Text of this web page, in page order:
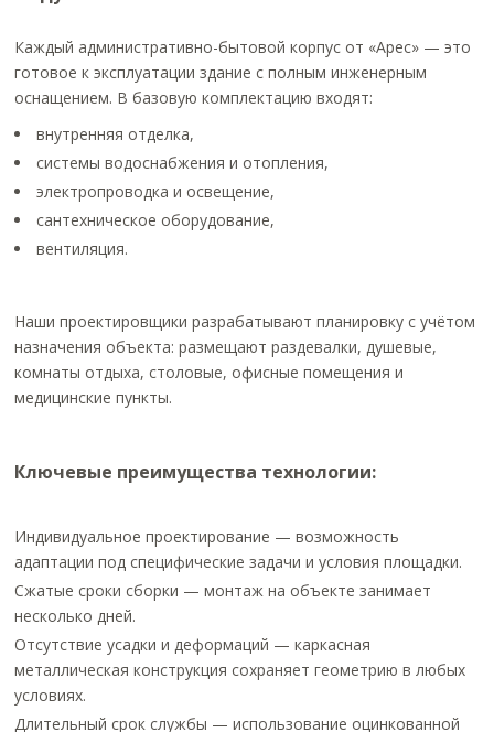
Каждый административно-бытовой корпус от «Арес» — это
готовое к эксплуатации здание с полным инженерным
оснащением. В базовую комплектацию входят:
внутренняя отделка,
системы водоснабжения и отопления,
электропроводка и освещение,
сантехническое оборудование,
вентиляция.
Наши проектировщики разрабатывают планировку с учётом
назначения объекта: размещают раздевалки, душевые,
комнаты отдыха, столовые, офисные помещения и
медицинские пункты.
Ключевые преимущества технологии:
Индивидуальное проектирование — возможность
адаптации под специфические задачи и условия площадки.
Сжатые сроки сборки — монтаж на объекте занимает
несколько дней.
Отсутствие усадки и деформаций — каркасная
металлическая конструкция сохраняет геометрию в любых
условиях.
Длительный срок службы — использование оцинкованной